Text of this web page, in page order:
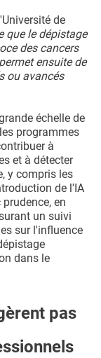
de
que le dépistage
des cancers
ensuite de
ou avancés
échelle de
programmes
à
et à détecter
y compris les
de l'IA
en
un suivi
sur l'influence
dans le
pas